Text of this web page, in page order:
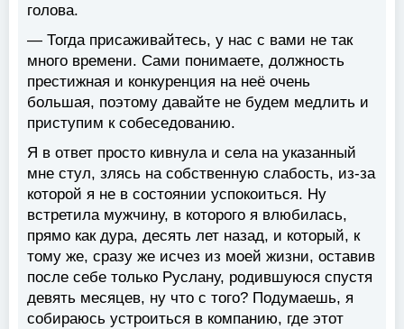
голова.
— Тогда присаживайтесь, у нас с вами не так
много времени. Сами понимаете, должность
престижная и конкуренция на неё очень
большая, поэтому давайте не будем медлить и
приступим к собеседованию.
Я в ответ просто кивнула и села на указанный
мне стул, злясь на собственную слабость, из-за
которой я не в состоянии успокоиться. Ну
встретила мужчину, в которого я влюбилась,
прямо как дура, десять лет назад, и который, к
тому же, сразу же исчез из моей жизни, оставив
после себе только Руслану, родившуюся спустя
девять месяцев, ну что с того? Подумаешь, я
собираюсь устроиться в компанию, где этот